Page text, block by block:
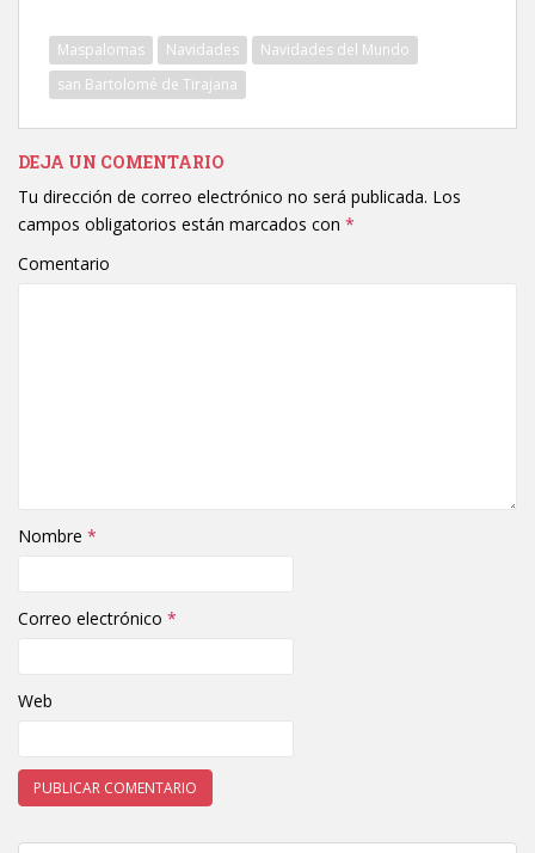
Maspalomas Navidades
Navidades del Mundo
san Bartolomé de Tirajana
DEJA UN COMENTARIO
Tu dirección de correo electrónico no será publicada. Los
campos obligatorios están marcados con *
Comentario
Nombre *
Correo electrónico *
Web